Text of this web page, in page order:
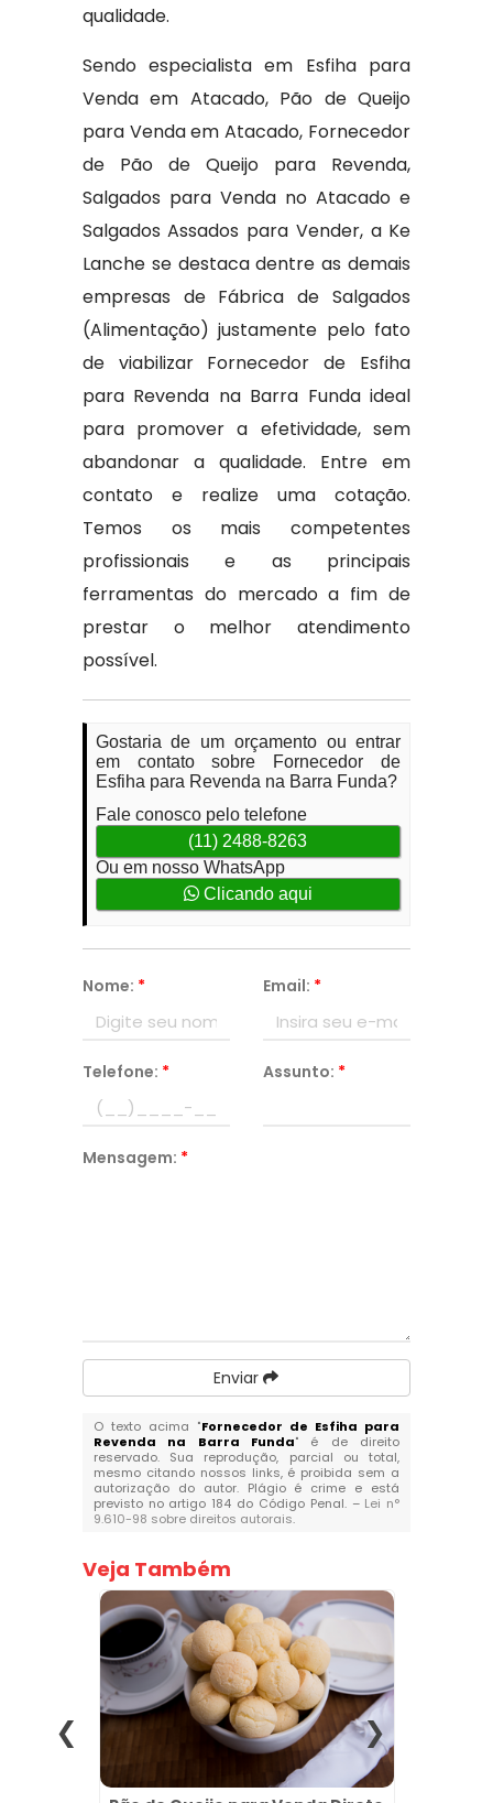
qualidade.
Sendo especialista em Esfiha para
Venda em Atacado, Pão de Queijo
para Venda em Atacado, Fornecedor
de Pão de Queijo para Revenda,
Salgados para Venda no Atacado e
Salgados Assados para Vender, a Ke
Lanche se destaca dentre as demais
empresas de Fábrica de Salgados
(Alimentação) justamente pelo fato
de viabilizar Fornecedor de Esfiha
para Revenda na Barra Funda ideal
para promover a efetividade, sem
abandonar a qualidade. Entre em
contato e realize uma cotação.
Temos os mais competentes
profissionais e as principais
ferramentas do mercado a fim de
prestar o melhor atendimento
possível.
Gostaria de um orçamento ou entrar
em contato sobre Fornecedor de
Esfiha para Revenda na Barra Funda?
Fale conosco pelo telefone
(11) 2488-8263
Ou em nosso WhatsApp
Clicando aqui
Nome: * Email: *
Telefone: * Assunto: *
Mensagem: *
Enviar
O texto acima "Fornecedor de Esfiha para
Revenda na Barra Funda" é de direito
reservado. Sua reprodução, parcial ou total,
mesmo citando nossos links, é proibida sem a
autorização do autor. Plágio é crime e está
previsto no artigo 184 do Código Penal. – Lei n°
9.610-98 sobre direitos autorais.
Veja Também